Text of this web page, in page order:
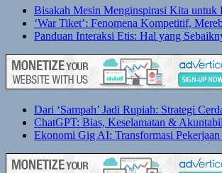
Bisakah Mesin Menginspirasi Kita untuk
‘War Tiket’: Fenomena Kompetitif,
Panduan Interaksi Etis: Hal yang
Dari ‘Sampah’ Jadi Rupiah: Strategi
ChatGPT: Bias, Keselamatan &
Ekonomi Gig AI: Transformasi